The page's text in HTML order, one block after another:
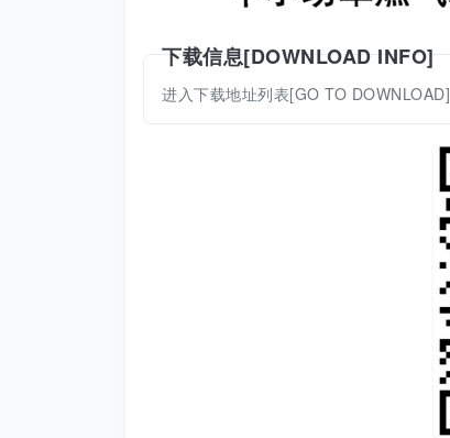
下载信息[DOWNLOAD INFO]
进入下载地址列表[GO TO DOWNLOAD]